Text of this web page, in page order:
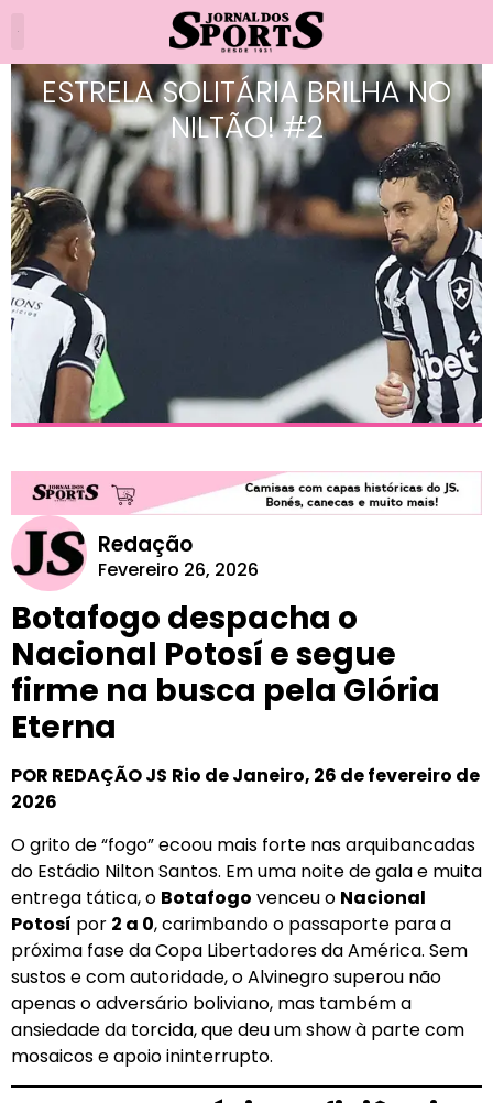
ESTRELA SOLITÁRIA BRILHA NO
NILTÃO! #2
Redação
Fevereiro 26, 2026
Botafogo despacha o
Nacional Potosí e segue
firme na busca pela Glória
Eterna
POR REDAÇÃO JS Rio de Janeiro, 26 de fevereiro de
2026
O grito de “fogo” ecoou mais forte nas arquibancadas
do Estádio Nilton Santos. Em uma noite de gala e muita
entrega tática, o Botafogo venceu o Nacional
Potosí por 2 a 0, carimbando o passaporte para a
próxima fase da Copa Libertadores da América. Sem
sustos e com autoridade, o Alvinegro superou não
apenas o adversário boliviano, mas também a
ansiedade da torcida, que deu um show à parte com
mosaicos e apoio ininterrupto.